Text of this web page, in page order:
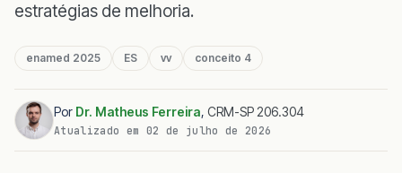
estratégias de melhoria.
enamed 2025 ES vv conceito 4
Por Dr. Matheus Ferreira, CRM-SP 206.304
Atualizado em 02 de julho de 2026